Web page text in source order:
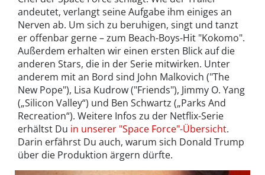
andeutet, verlangt seine Aufgabe ihm einiges an
Nerven ab. Um sich zu beruhigen, singt und tanzt
er offenbar gerne – zum Beach-Boys-Hit "Kokomo".
Außerdem erhalten wir einen ersten Blick auf die
anderen Stars, die in der Serie mitwirken. Unter
anderem mit an Bord sind John Malkovich ("The
New Pope"), Lisa Kudrow ("Friends"), Jimmy O. Yang
(„Silicon Valley“) und Ben Schwartz („Parks And
Recreation“). Weitere Infos zu der Netflix-Serie
erhältst Du in unserer "Space Force"-Übersicht.
Darin erfährst Du auch, warum sich Donald Trump
über die Produktion ärgern dürfte.